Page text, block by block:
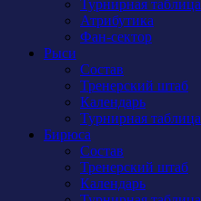
Турнирная таблица
Атрибутика
Фан-сектор
Рыси
Состав
Тренерский штаб
Календарь
Турнирная таблица
Бирюса
Состав
Тренерский штаб
Календарь